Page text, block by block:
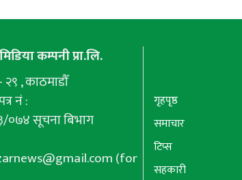
कम्पनी प्रा.लि.
, काठमाडौँ
नं :
०७४ सूचना बिभाग
(for
गृहपृष्ठ
समाचार
टिप्स
सहकारी